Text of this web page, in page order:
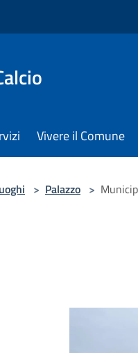
Vivere il Comune
> Palazzo >